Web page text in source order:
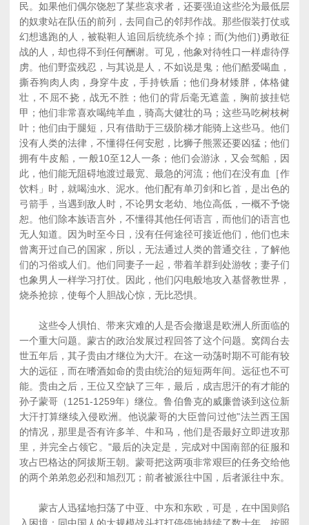
民。如果他们偶尔饶恕了某些哀求者，还要强迫这些沦为最低层
的奴隶站在队伍的前列，去同自己的邻邦作战。那些假装打仗或
幻想逃跑的人，被鞑靼人追回后统统杀个掉；而(为他们)勇敢征
战的人，却也得不到任何酬谢。可见，他象对待牲口一样虐待俘
虏。他们野蛮残忍，与其说是人，不如说是鬼；他们酷爱喝血，
撕吞狗肉人肉，身穿牛皮，手持铁盾；他们身材矮胖，体格健
壮，不屈不挠，战无不胜；他们的背后毫无遮盖，胸前披挂铠
甲；他们非常喜欢喝纯羊血，骑高大健壮的马；这些马吃树枝树
叶；他们由于腿短，只有借助于三级阶梯才能骑上这些马。他们
没有人类的法律，不懂得任何安慰，比狮子熊罴还要凶猛；他们
拥有牛皮船，一般10至12人一条；他们会游泳，又会驾船，因
此，他们能无阻碍地渡过最宽、最急的河流；他们在没有血［作
饮料」时，就喝浊水、泥水。他们配有单刃剑和匕首，是出色的
弓箭手，当遇到敌人时，不论男女老幼、地位高低，一概不予饶
恕。他们除本族语言外，不懂得其他任何语言，而他们的语言也
无人知道。因为时至今日，没有任何途径可接近他们，他们也未
曾离开过自己的国家，所以，无法通过人类的普通交往，了解他
们的习俗或人们。他们同妻子一起，带着羊群到处游牧；妻子们
也象男人一样学习打仗。因此，他们闪电般地攻入基督教世界，
烧杀抢掠，使每个人胆战心惊，无比恐惧。
这些令人惧怕、带来灾难的人是否会撤退是欧洲人所面临的
一个重大问题。蒙古的政治发展过程回答了这个问题。窝阔台去
世五年后，其子贵由才继位为大汗。在这一动荡时期不可能有较
大的远征，而在嗜酒如命的贵由统治的短短两年间。远征也不可
能。贵由之后，王位又空缺了三年，最后，成吉思汗的有才能的
孙子蒙哥（1251-1259年）继位。鲁伯鲁克的威廉曾谈到这位新
大汗打算继续入侵欧洲。他说蒙哥的大臣曾问过他"法兰西王国
的情况，那里是否有许多羊、牛和马，他们是否最好立即进攻那
里，并完全占领它。"最后的决定是，完成对中国南部的征服和
攻占巴格达的阿拔斯王朝。蒙哥把这两项非常艰巨的任务交给他
的两个弟弟忽必烈和旭烈兀；前者被派往中国，后者派往中东。
蒙古人迅猛地扫荡了中亚、中东和东欧，可是，在中国则陷